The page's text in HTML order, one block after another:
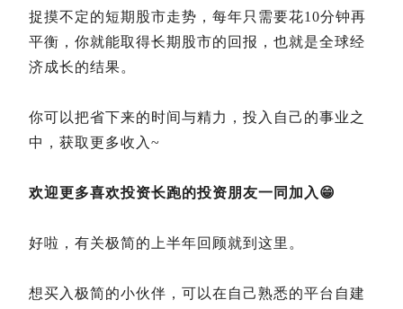
捉摸不定的短期股市走势，每年只需要花10分钟再
平衡，你就能取得长期股市的回报，也就是全球经
济成长的结果。
你可以把省下来的时间与精力，投入自己的事业之
中，获取更多收入~
欢迎更多喜欢投资长跑的投资朋友一同加入😁
好啦，有关极简的上半年回顾就到这里。
想买入极简的小伙伴，可以在自己熟悉的平台自建